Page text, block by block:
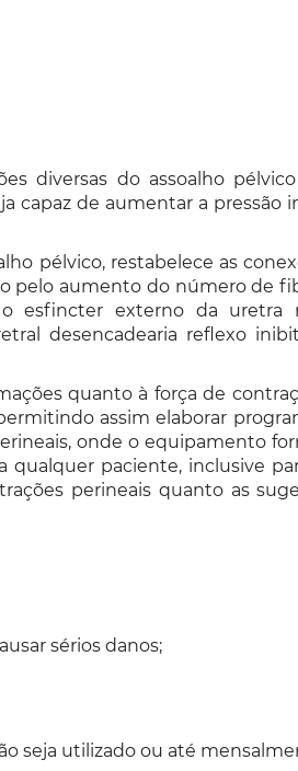
diversas do assoalho
capaz de aumentar a
pélvico, restabelece as
aumento do número de
esfincter externo da uretra
desencadearia reflexo
quanto à força de
assim elaborar
onde o equipamento
paciente, inclusive
perineais quanto as
sérios danos;
seja utilizado ou até